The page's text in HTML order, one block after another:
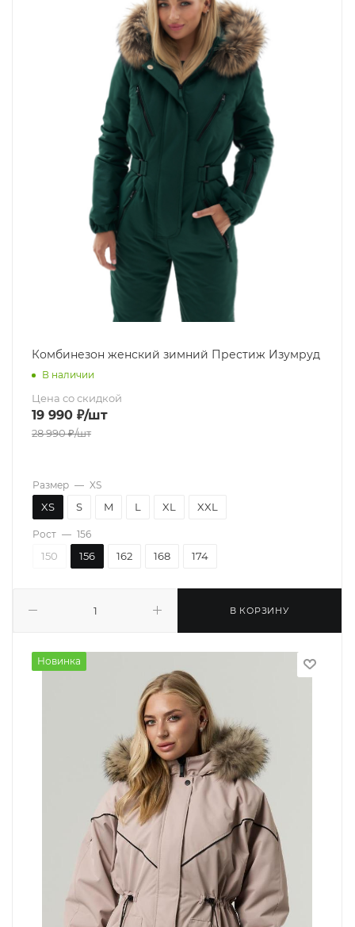
Комбинезон женский зимний Престиж Изумруд
В наличии
Цена со скидкой
19 990 ₽/шт
28 990₽/шт
В КОРЗИНУ
Размер — XS
XS S M L XL XXL
Рост — 156
150 156 162 168 174
Новинка